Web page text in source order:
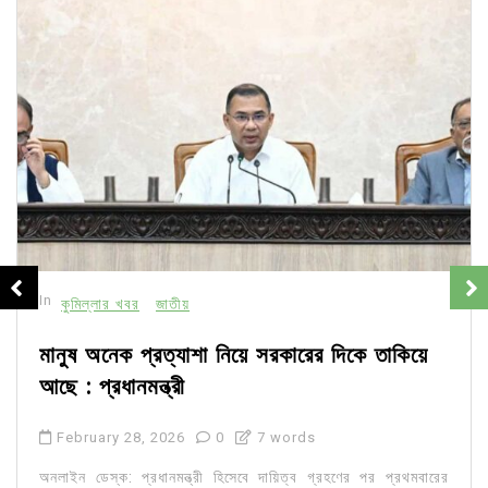
In কুমিল্লার খবর জাতীয়
মানুষ অনেক প্রত্যাশা নিয়ে সরকারের দিকে তাকিয়ে
আছে : প্রধানমন্ত্রী
February 28, 2026 0 7 words
অনলাইন ডেস্ক: প্রধানমন্ত্রী হিসেবে দায়িত্ব গ্রহণের পর প্রথমবারের